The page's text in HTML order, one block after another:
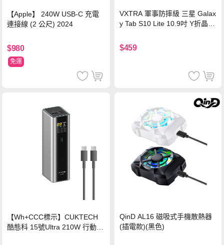
【Apple】 240W USB-C 充電
連接線 (2 公尺) 2024
$980
免運
VXTRA 軍事防摔級 三星 Galax
y Tab S10 Lite 10.9吋 Y折晶透
$459
【Wh+CCC標示】CUKTECH
酷態科 15號Ultra 210W 行動電
QinD AL16 磁吸式手機散熱器
(插電款)(黑色)